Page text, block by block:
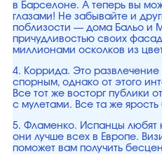
в Барселоне. А теперь вы
глазами! Не забывайте и
поблизости — дома Бальо и
причудливостью своих
миллионами осколков из
4. Коррида. Это
спорным, однако от этого
Все тот же восторг публики
с мулетами. Все та же
5. Фламенко. Испанцы любят
они лучше всех в Европе.
поможет вам получить